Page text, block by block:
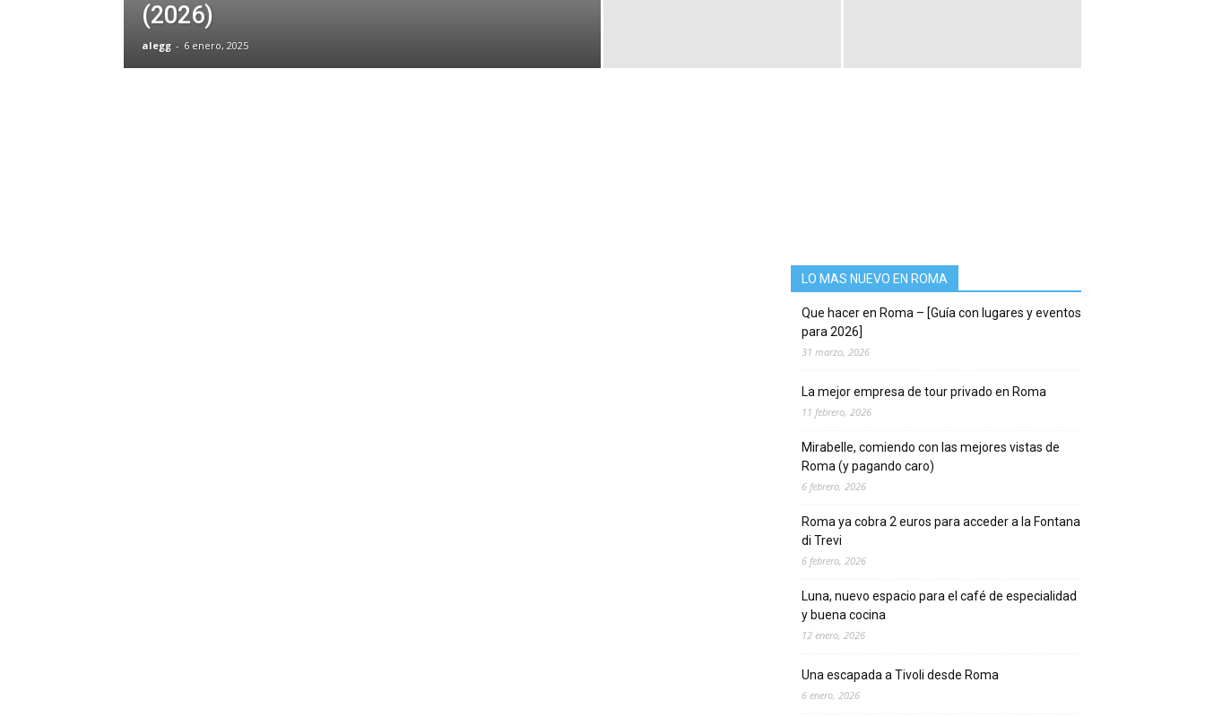
(2026)
alegg - 6 enero, 2025
LO MAS NUEVO EN ROMA
Que hacer en Roma – [Guía con lugares y eventos
para 2026]
31 marzo, 2026
La mejor empresa de tour privado en Roma
11 febrero, 2026
Mirabelle, comiendo con las mejores vistas de
Roma (y pagando caro)
6 febrero, 2026
Roma ya cobra 2 euros para acceder a la Fontana
di Trevi
6 febrero, 2026
Luna, nuevo espacio para el café de especialidad
y buena cocina
12 enero, 2026
Una escapada a Tivoli desde Roma
6 enero, 2026